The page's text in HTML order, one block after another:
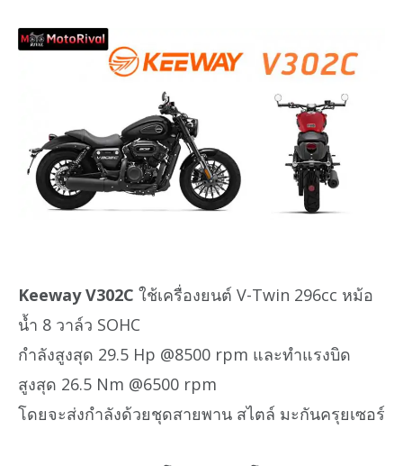
Keeway V302C ใช้เครื่องยนต์ V-Twin 296cc หม้อ
น้ำ 8 วาล์ว SOHC
กำลังสูงสุด 29.5 Hp @8500 rpm และทำแรงบิด
สูงสุด 26.5 Nm @6500 rpm
โดยจะส่งกำลังด้วยชุดสายพาน สไตล์ มะกันครุยเซอร์